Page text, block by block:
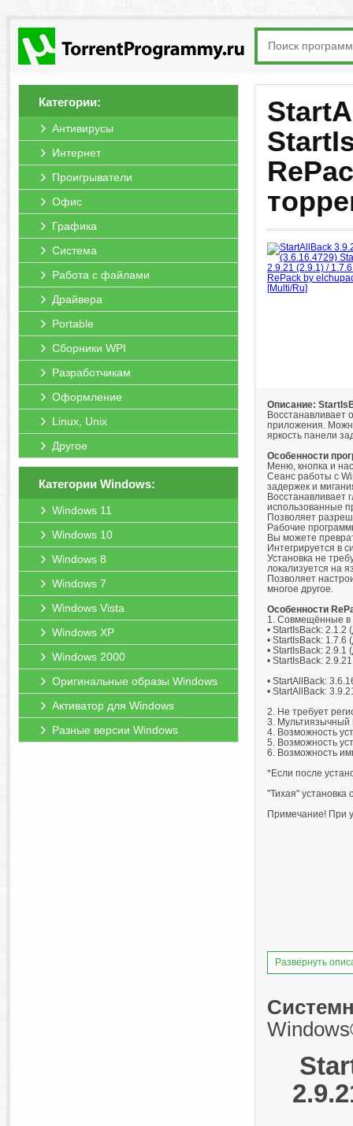
Категории:
Антивирусы
Интернет
Проигрыватели
Офис
Графика
Система
Работа с файлами
Драйвера
Portable
Сборники WPI
Разработчикам
Оформление
Linux, Unix
Другое
Категории Windows:
Windows 11
Windows 10
Windows 8
Windows 7
Windows Vista
Windows XP
Windows 2000
Оригинальные образы Windows
Активатор для Windows
Разные версии Windows
Описание:
Восстанавливает
приложения.
яркость панели
Особенности
Меню, кнопка и
Сеанс работы с
задержек и
Восстанавливает
использованные
Позволяет
Рабочие
Вы можете
Интегрируется в
Установка не
локализуется на
Позволяет
многое другое.
Особенности
1. Совмещённые в
• StartIsBack: 2.1.2
• StartIsBack: 1.7.6
• StartIsBack:
• StartIsBack:
• StartAllBack:
• StartAllBack:
2. Не требует
3. Мультиязычный
4. Возможность
5. Возможность
6. Возможность
*Если после
"Тихая"
Примечание! При
Развернуть